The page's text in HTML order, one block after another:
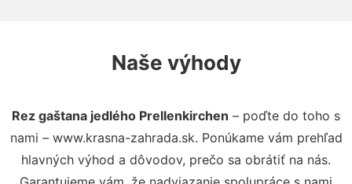
Naše výhody
Rez gaštana jedlého Prellenkirchen – poďte do toho s
nami – www.krasna-zahrada.sk. Ponúkame vám prehľad
hlavných výhod a dôvodov, prečo sa obrátiť na nás.